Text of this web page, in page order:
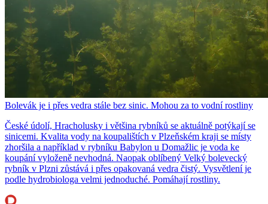
Bolevák je i přes vedra stále bez sinic. Mohou za to vodní rostliny
České údolí, Hracholusky i většina rybníků se aktuálně potýkají se
sinicemi. Kvalita vody na koupalištích v Plzeňském kraji se místy
zhoršila a například v rybníku Babylon u Domažlic je voda ke
koupání vyloženě nevhodná. Naopak oblíbený Velký bolevecký
rybník v Plzni zůstává i přes opakovaná vedra čistý. Vysvětlení je
podle hydrobiologa velmi jednoduché. Pomáhají rostliny.